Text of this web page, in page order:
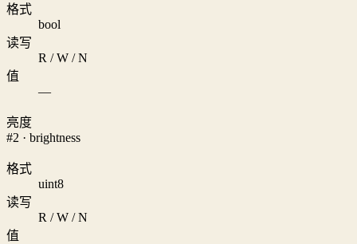
格式
bool
读写
R / W / N
值
—
亮度
#2 · brightness
格式
uint8
读写
R / W / N
值